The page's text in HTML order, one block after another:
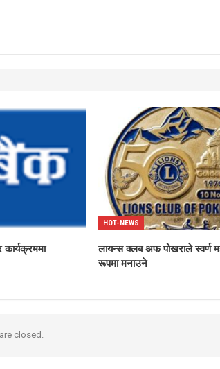
कार्यक्रममा
HOT-NEWS
लायन्स क्लब अफ पोखराले स्वर्ण
रूपमा मनाउने
closed.